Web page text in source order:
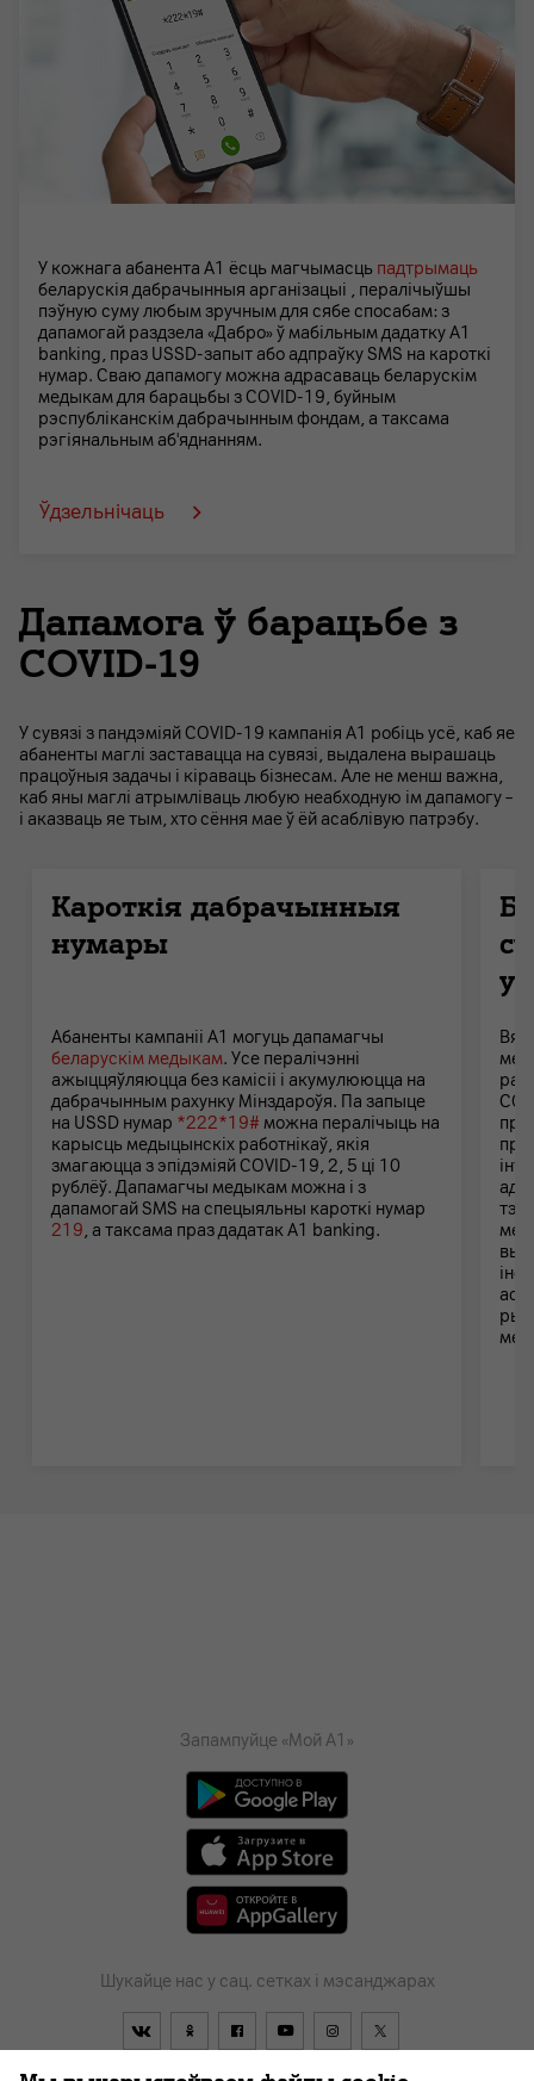
У кожнага абанента А1 ёсць магчымасць падтрымаць
беларускія дабрачынныя арганізацыі , пералічыўшы
пэўную суму любым зручным для сябе спосабам: з
дапамогай раздзела «Дабро» ў мабільным дадатку A1
banking, праз USSD-запыт або адпраўку SMS на кароткі
нумар. Сваю дапамогу можна адрасаваць беларускім
медыкам для барацьбы з COVID-19, буйным
рэспубліканскім дабрачынным фондам, а таксама
рэгіянальным аб'яднанням.
Ўдзельнічаць
Дапамога ў барацьбе з
COVID-19
У сувязі з пандэміяй COVID-19 кампанія А1 робіць усё, каб яе
абаненты маглі заставацца на сувязі, выдалена вырашаць
працоўныя задачы і кіраваць бізнесам. Але не менш важна,
каб яны маглі атрымліваць любую неабходную ім дапамогу –
і аказваць яе тым, хто сёння мае ў ёй асаблівую патрэбу.
Кароткія дабрачынныя
нумары
Абаненты кампаніі А1 могуць дапамагчы
беларускім медыкам. Усе пералічэнні
ажыццяўляюцца без камісіі і акумулююцца на
дабрачынным рахунку Мінздароўя. Па запыце
на USSD нумар *222*19# можна пералічыць на
карысць медыцынскіх работнікаў, якія
змагаюцца з эпідэміяй COVID-19, 2, 5 ці 10
рублёў. Дапамагчы медыкам можна і з
дапамогай SMS на спецыяльны кароткі нумар
219, а таксама праз дадатак А1 banking.
Запампуйце «Мой А1»
Шукайце нас у сац. сетках і мэсанджарах